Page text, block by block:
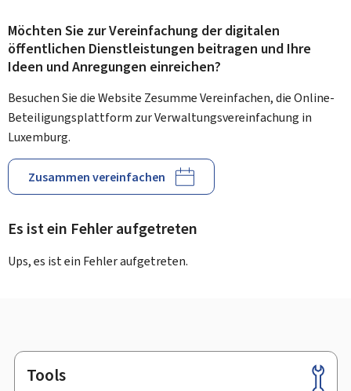
Möchten Sie zur Vereinfachung der digitalen
öffentlichen Dienstleistungen beitragen und Ihre
Ideen und Anregungen einreichen?
Besuchen Sie die Website Zesumme Vereinfachen, die Online-
Beteiligungsplattform zur Verwaltungsvereinfachung in
Luxemburg.
Zusammen vereinfachen
Es ist ein Fehler aufgetreten
Ups, es ist ein Fehler aufgetreten.
Footer
Tools